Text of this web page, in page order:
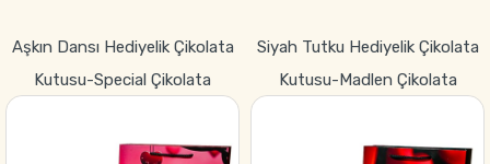
Aşkın Dansı Hediyelik Çikolata
Kutusu-Special Çikolata
Siyah Tutku Hediyelik Çikolata
Kutusu-Madlen Çikolata